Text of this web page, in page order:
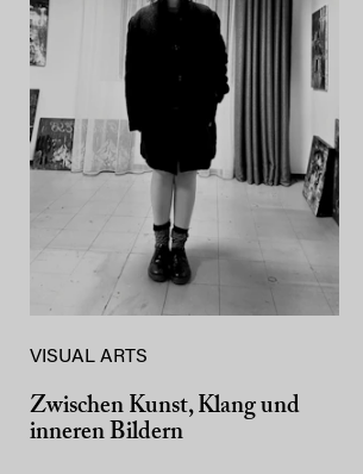
VISUAL ARTS
Zwischen Kunst, Klang und
inneren Bildern